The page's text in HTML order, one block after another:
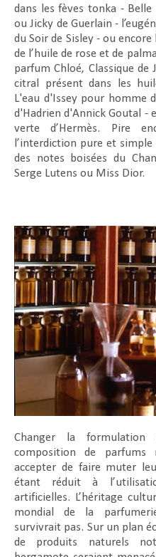
dans les fèves tonka - Belle
ou Jicky de Guerlain -
du Soir de Sisley - ou
de l’huile de rose et de
parfum Chloé, Classique
citral présent dans les
L'eau d'Issey pour homme
d'Hadrien d'Annick Goutal -
verte d’Hermès. Pire
l’interdiction pure et simple
des notes boisées du
Serge Lutens ou Miss Dior.
Changer la formulation
composition de parfums
accepter de faire muter
étant réduit à
artificielles. L’héritage
mondial de la
survivrait pas. Sur un plan
de produits naturels